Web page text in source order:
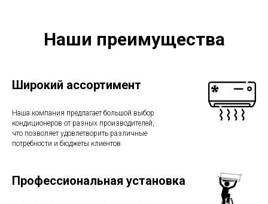
Наши преимущества
Широкий ассортимент
Наша компания предлагает большой выбор
кондиционеров от разных производителей,
что позволяет удовлетворить различные
потребности и бюджеты клиентов.
Профессиональная установка